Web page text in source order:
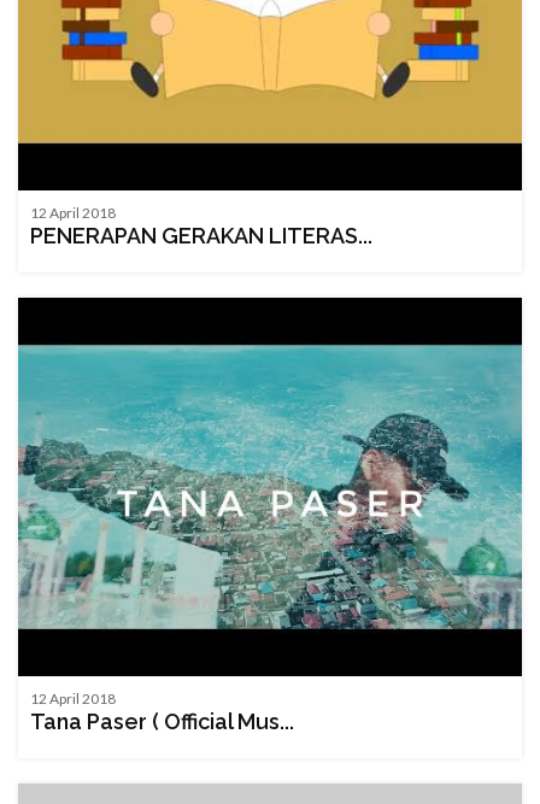
12 April 2018
PENERAPAN GERAKAN LITERAS...
12 April 2018
Tana Paser ( Official Mus...